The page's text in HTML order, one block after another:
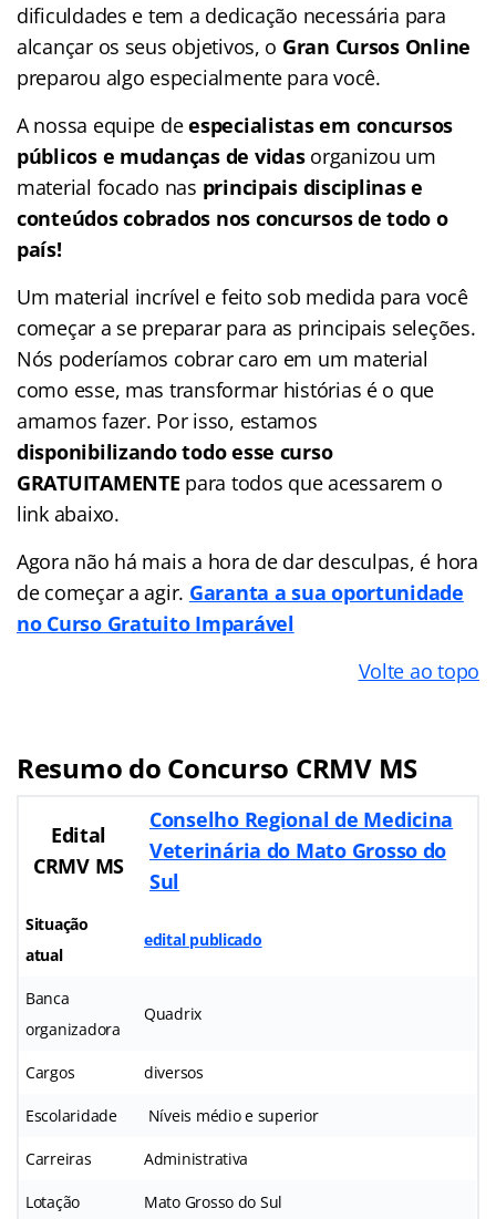
dificuldades e tem a dedicação necessária para
alcançar os seus objetivos, o Gran Cursos Online
preparou algo especialmente para você.
A nossa equipe deespecialistas em concursos
públicos e mudanças de vidasorganizou um
material focado nas principais disciplinas e
conteúdos cobrados nos concursos de todo o
país!
Um material incrível e feito sob medida para você
começar a se preparar para as principais seleções.
Nós poderíamos cobrar caro em um material
como esse, mas transformar histórias é o que
amamos fazer. Por isso, estamos
disponibilizando todo esse curso
GRATUITAMENTE para todos que acessarem o
link abaixo.
Agora não há mais a hora de dar desculpas, é hora
de começar a agir. Garanta a sua oportunidade
no Curso Gratuito Imparável
Volte ao topo
Resumo do Concurso CRMV MS
Edital
CRMV MS
Conselho Regional de Medicina
Veterinária do Mato Grosso do
Sul
Situação
atual
edital publicado
Banca
organizadora
Quadrix
Cargos diversos
Escolaridade Níveis médio e superior
Carreiras Administrativa
Lotação Mato Grosso do Sul